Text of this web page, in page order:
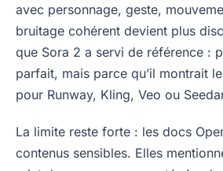
avec personnage, geste,
bruitage cohérent devient plus
que Sora 2 a servi de référence :
parfait, mais parce qu’il montrait
pour Runway, Kling, Veo ou
La limite reste forte : les docs
contenus sensibles. Elles